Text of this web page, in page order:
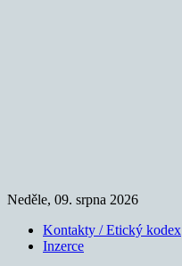
Neděle, 09. srpna 2026
Kontakty / Etický kodex
Inzerce